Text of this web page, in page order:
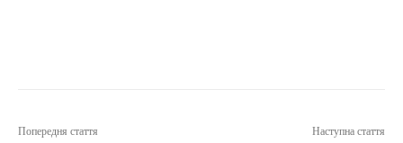
Попередня стаття Наступна стаття